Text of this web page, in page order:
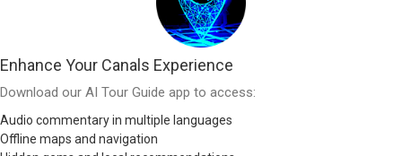
Enhance Your Canals Experience
Download our AI Tour Guide app to access:
Audio commentary in multiple languages
Offline maps and navigation